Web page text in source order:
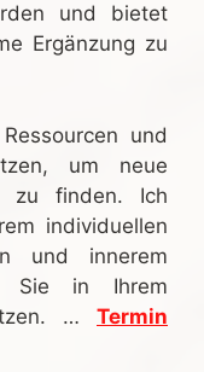
und bietet
Ergänzung zu
und
um neue
zu finden. Ich
individuellen
und innerem
Sie in Ihrem
… Termin